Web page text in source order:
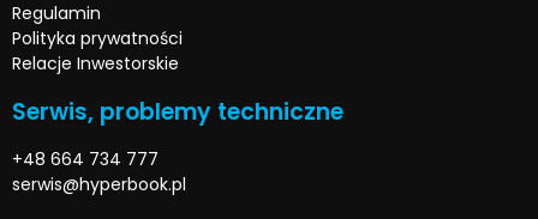
Regulamin
Polityka prywatności
Relacje Inwestorskie
Serwis, problemy techniczne
+48 664 734 777
serwis@hyperbook.pl